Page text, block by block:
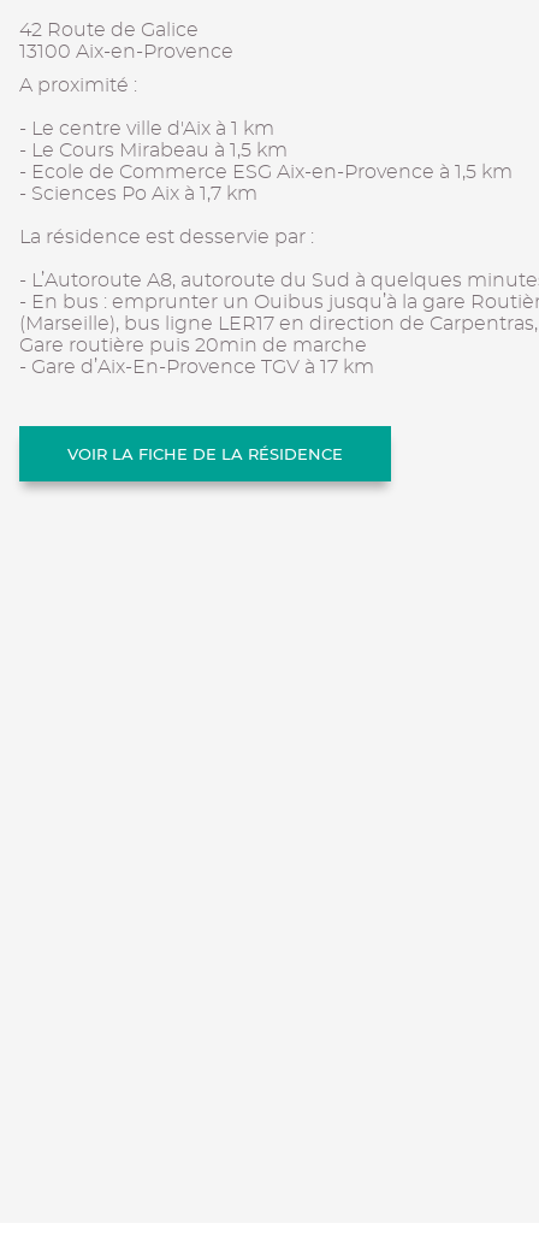
42 Route de Galice
13100 Aix-en-Provence
A proximité :
- Le centre ville d'Aix à 1 km
- Le Cours Mirabeau à 1,5 km
- Ecole de Commerce ESG Aix-en-Provence à 1,5 km
- Sciences Po Aix à 1,7 km
La résidence est desservie par :
- L’Autoroute A8, autoroute du Sud à quelques
- En bus : emprunter un Ouibus jusqu’à la gare
(Marseille), bus ligne LER17 en direction de
Gare routière puis 20min de marche
- Gare d’Aix-En-Provence TGV à 17 km
VOIR LA FICHE DE LA RÉSIDENCE